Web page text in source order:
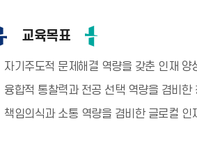
교육목표
자기주도적 문제해결 역량을 갖춘 인재 양
융합적 통찰력과 전공 선택 역량을 겸비한
책임의식과 소통 역량을 겸비한 글로컬 인